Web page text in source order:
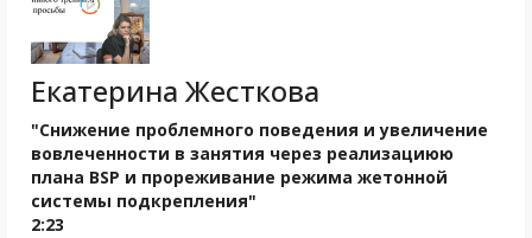
Екатерина Жесткова
"Снижение проблемного поведения и увеличение
вовлеченности в занятия через реализациюю
плана BSP и прореживание режима жетонной
системы подкрепления"
2:23